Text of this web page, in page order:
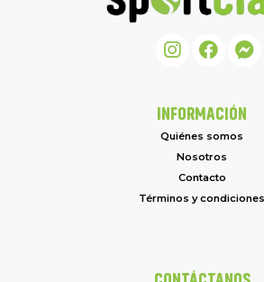
INFORMACIÓN
Quiénes somos
Nosotros
Contacto
Términos y condiciones
CONTÁCTANOS